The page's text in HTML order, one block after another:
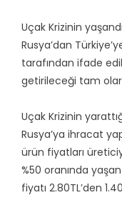
Uçak Krizinin
Rusya’dan
tarafından ifade
getirileceği tam
Uçak Krizinin
Rusya’ya ihracat
ürün fiyatları
%50 oranında
fiyatı 2.80TL’den